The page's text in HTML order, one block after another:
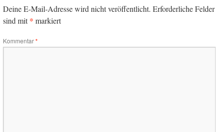
Deine E-Mail-Adresse wird nicht veröffentlicht. Erforderliche Felder
sind mit* markiert
Kommentar*